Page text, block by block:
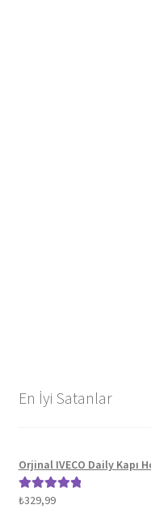
En İyi Satanlar
Orjinal IVECO Daily Kapı
5 üzerinden
₺329,99